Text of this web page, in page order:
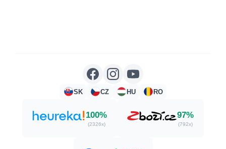
SK CZ HU RO
100%
(2326x)
97%
(792x)